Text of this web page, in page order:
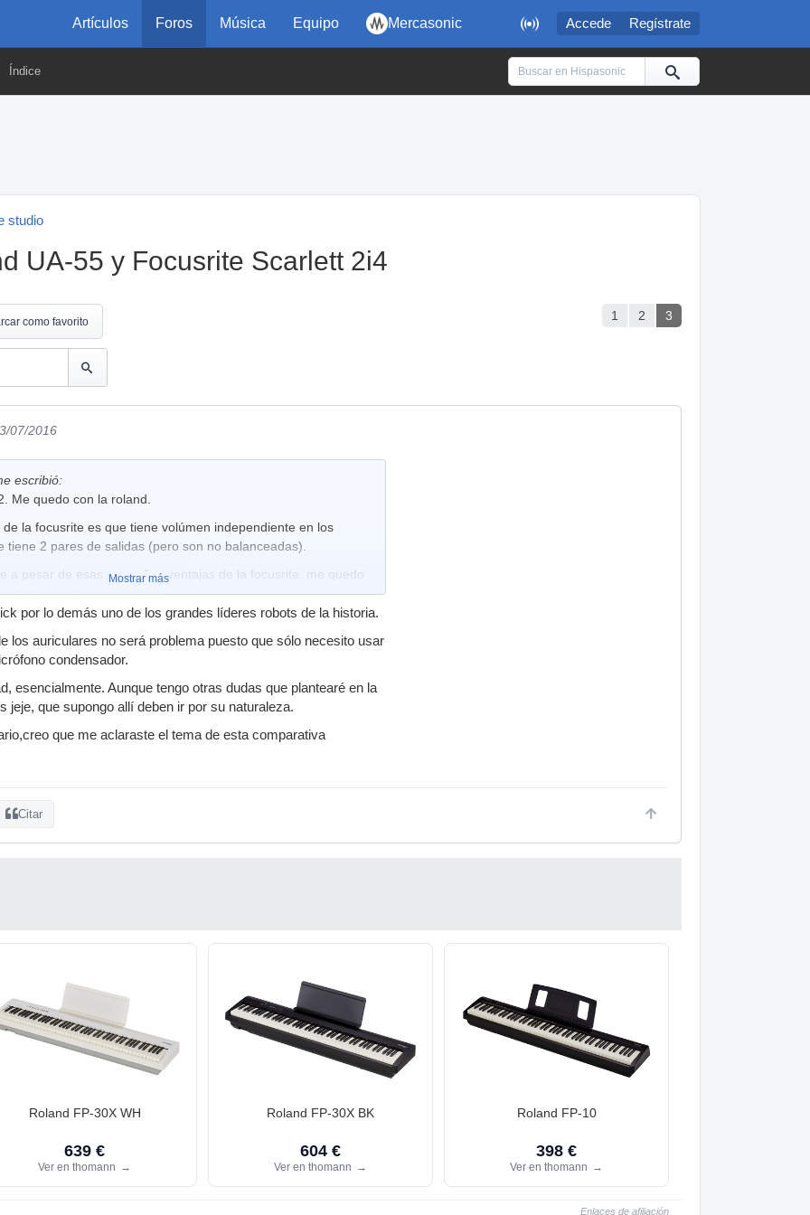
 Accede Regístrate
Artículos Foros Música Equipo Mercasonic
Índice
studio
UA-55 y Focusrite Scarlett 2i4
1 2 3
como favorito
07/2016
escribió:
Me quedo con la roland.
la focusrite es que tiene volúmen independiente en los
tiene 2 pares de salidas (pero son no balanceadas).
a pesar de esas pequeñas ventajas de la focusrite, me quedo
va muy bien para su precio.
Mostrar más
por lo demás uno de los grandes líderes robots de la historia.
los auriculares no será problema puesto que sólo necesito usar
condensador.
esencialmente. Aunque tengo otras dudas que plantearé en la
jeje, que supongo allí deben ir por su naturaleza.
que me aclaraste el tema de esta comparativa
Citar
Roland FP-30X WH
639 €
Ver en thomann →
Roland FP-30X BK
604 €
Ver en thomann →
Roland FP-10
398 €
Ver en thomann →
Enlaces de afiliación